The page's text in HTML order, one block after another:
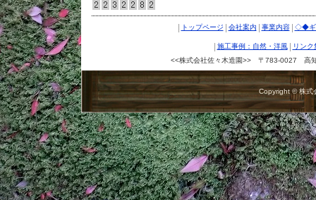
トップページ 会社案内 事業内容 ◇◆ギ
施工事例：自然・洋風
リンク
<<株式会社佐々木造園>> 〒783-0027 高
Copyright © 株式